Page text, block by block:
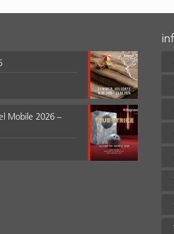
Mobile 2026 –